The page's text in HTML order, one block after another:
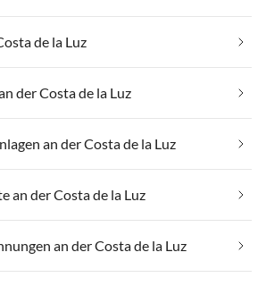
de la Luz
der Costa de la Luz
an der Costa de la Luz
an der Costa de la Luz
an der Costa de la Luz